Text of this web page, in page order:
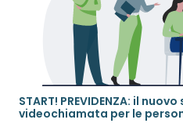
START! PREVIDENZA: il
videochiamata per le